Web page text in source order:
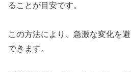
ることが目安です。
この方法により、急激な変化を
できます。